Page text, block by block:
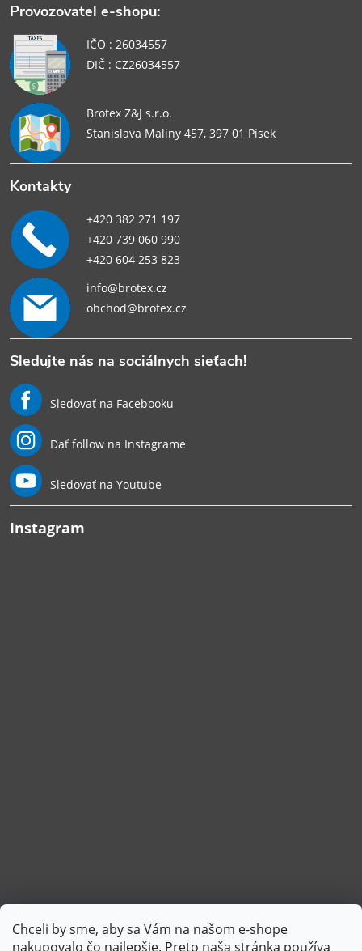
Chceli by sme, aby sa Vám na našom e-shope
nakupovalo čo najlepšie. Preto naša stránka používa
Provozovatel e-shopu:
IČO : 26034557
DIČ : CZ26034557
Brotex Z&J s.r.o.
Stanislava Maliny 457, 397 01 Písek
Kontakty
+420 382 271 197
+420 739 060 990
+420 604 253 823
info@brotex.cz
obchod@brotex.cz
Sledujte nás na sociálnych sieťach!
Sledovať na Facebooku
Dať follow na Instagrame
Sledovať na Youtube
Instagram
Sledovať na Instagrame